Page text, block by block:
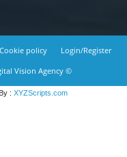
Cookie policy
Login/Register
Vision Agency ©
: XYZScripts.com